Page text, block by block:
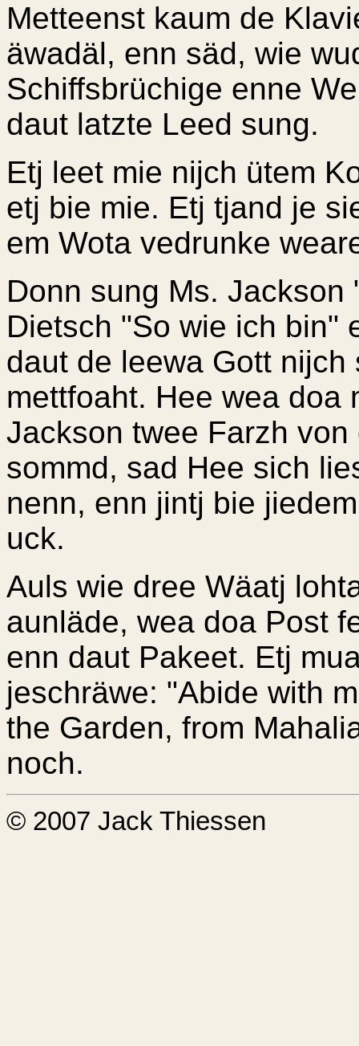
Metteenst kaum de
äwadäl, enn säd, wie
Schiffsbrüchige enne
daut latzte Leed sung.
Etj leet mie nijch ütem
etj bie mie. Etj tjand je
em Wota vedrunke
Donn sung Ms.
Dietsch "So wie ich bin"
daut de leewa Gott
mettfoaht. Hee wea doa
Jackson twee Farzh
sommd, sad Hee sich
nenn, enn jintj bie
uck.
Auls wie dree Wäatj
aunläde, wea doa Post
enn daut Pakeet. Etj
jeschräwe: "Abide with
the Garden, from
noch.
© 2007 Jack Thiessen